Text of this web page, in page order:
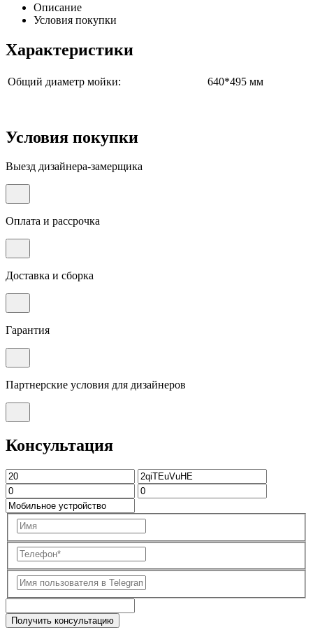
Описание
Условия покупки
Характеристики
Общий диаметр мойки: 640*495 мм
Условия покупки
Выезд дизайнера-замерщика
Оплата и рассрочка
Доставка и сборка
Гарантия
Партнерские условия для дизайнеров
Консультация
Получить консультацию